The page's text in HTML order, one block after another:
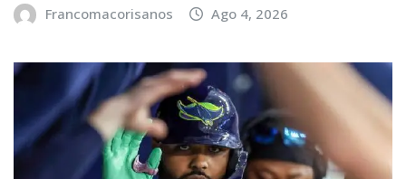
Francomacorisanos Ago 4, 2026